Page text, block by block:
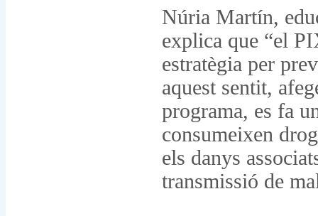
Núria Martín,
explica que “el
estratègia per
aquest sentit,
programa, es fa
consumeixen
els danys
transmissió de